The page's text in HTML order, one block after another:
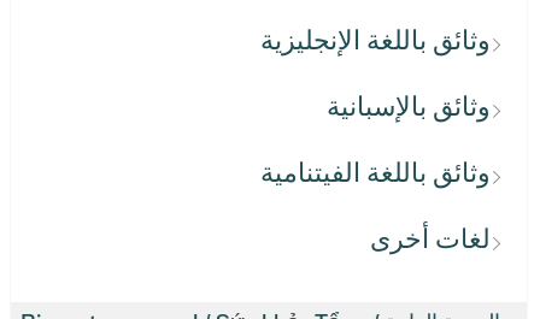
وثائق باللغة الإنجليزية
وثائق بالإسبانية
وثائق باللغة الفيتنامية
لغات أخرى